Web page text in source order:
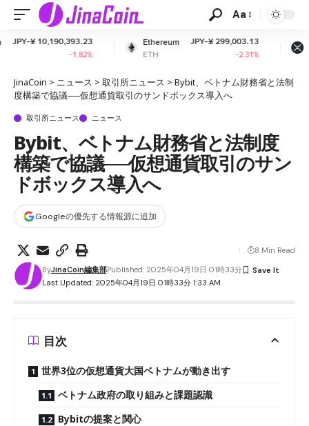
Aa
Ethereum
ETH
JPY-¥ 299,003.13
XRP
XRP
JPY-¥
-
JinaCoin > ニュース > 取引所ニュース > Bybit、ベトナム財務省と法制
度構築で協議──仮想通貨取引のサンドボックス導入へ
取引所ニュース ニュース
Bybit、ベトナム財務省と法制度
構築で協議──仮想通貨取引のサン
ドボックス導入へ
Googleの優先する情報源に追加
Last Updated: 2025年04月19日 01時33分 1:33 AM
ByJinaCoin編集部Published: 2025年04月19日 01時33分
8 Min Read
目次
世界3位の仮想通貨大国ベトナムが動き出す
ベトナム政府の取り組みと課題認識
Bybitの提案と関心